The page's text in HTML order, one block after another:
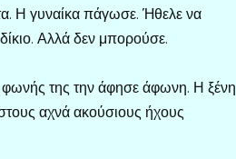
Η γυναίκα πάγωσε. Ήθελε να
δίκιο. Αλλά δεν μπορούσε.
φωνής της την άφησε άφωνη. Η ξένη
αχνά ακούσιους ήχους